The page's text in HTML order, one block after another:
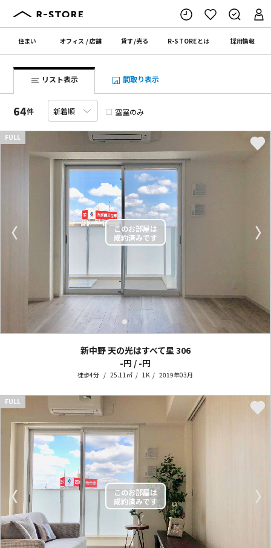
住まい オフィス /店舗 貸す/売る R-STOREとは 採用情報
リスト表示 間取り表示
64件 空室のみ
〈 〉
FULL
新中野 天の光はすべて星 306
-円 / -円
徒歩4分 25.11㎡ 1K 2019年03月
〈 〉
FULL